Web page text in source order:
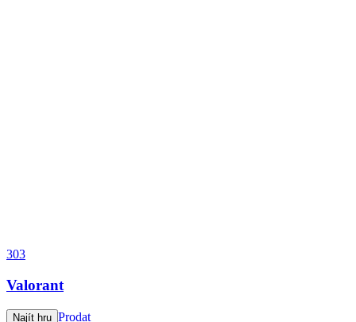
303
Valorant
Najít hru Prodat